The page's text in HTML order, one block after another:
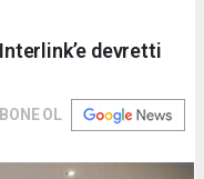
devretti
OL